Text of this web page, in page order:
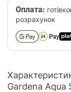
Оплата:
розрахунок
Gardena Aqua